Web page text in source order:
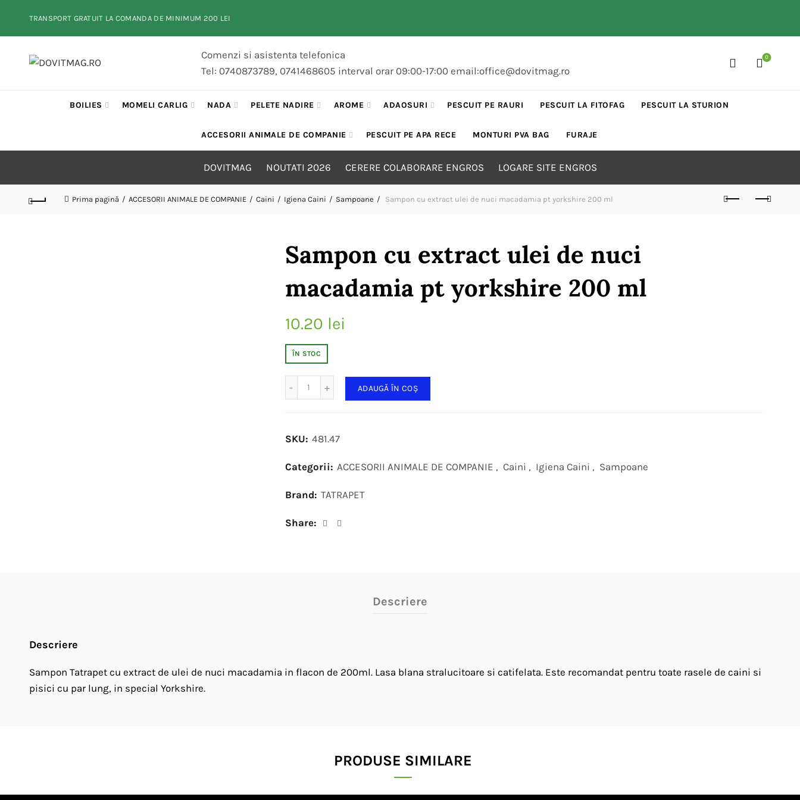
TRANSPORT GRATUIT LA COMANDA DE MINIMUM 200 LEI
Comenzi si asistenta telefonica
Tel: 0740873789, 0741468605 interval orar 09:00-17:00 email:office@dovitmag.ro
0
BOILIES MOMELI CARLIG NADA PELETE NADIRE AROME ADAOSURI PESCUIT PE RAURI PESCUIT LA FITOFAG PESCUIT LA STURION
ACCESORII ANIMALE DE COMPANIE PESCUIT PE APA RECE MONTURI PVA BAG FURAJE
DOVITMAG NOUTATI 2026 CERERE COLABORARE ENGROS LOGARE SITE ENGROS
Prima pagină ACCESORII ANIMALE DE COMPANIE Caini Igiena Caini Sampoane Sampon cu extract ulei de nuci macadamia pt yorkshire 200 ml
Sampon cu extract ulei de nuci
macadamia pt yorkshire 200 ml
10.20 lei
ÎN STOC
ADAUGĂ ÎN COȘ
SKU: 481.47
Categorii: ACCESORII ANIMALE DE COMPANIE , Caini , Igiena Caini , Sampoane
Brand: TATRAPET
Share
Descriere
Descriere
Sampon Tatrapet cu extract de ulei de nuci macadamia in flacon de 200ml. Lasa blana stralucitoare si catifelata. Este recomandat pentru toate rasele de caini si
pisici cu par lung, in special Yorkshire.
PRODUSE SIMILARE